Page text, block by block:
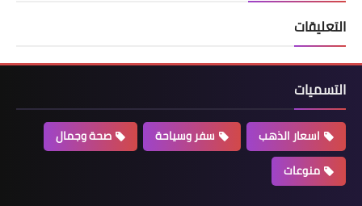
التعليقات
التسميات
اسعار الذهب سفر وسياحة
صحة وجمال
منوعات